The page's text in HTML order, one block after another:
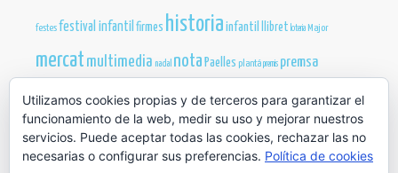
festesfestival infantil firmes historia infantil llibret loteria Major
mercat multimedia nadal nota Paelles plantá premis premsa
presentació president publicacionsreinesSant Joansoparteatre
trucvideo web
Utilizamos cookies propias y de terceros para garantizar el
funcionamiento de la web, medir su uso y mejorar nuestros
servicios. Puede aceptar todas las cookies, rechazar las no
necesarias o configurar sus preferencias. Política de cookies